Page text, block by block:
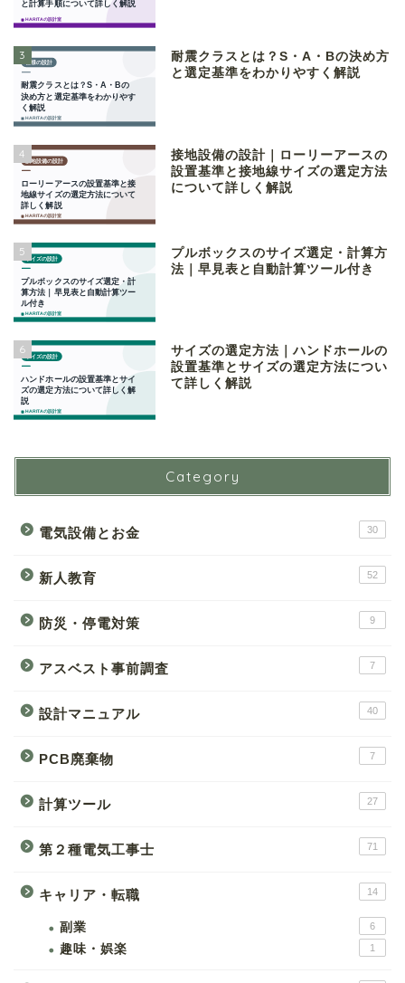
3
耐震クラスとは？S・A・Bの決め方
と選定基準をわかりやすく解説
4
接地設備の設計｜ローリーアースの
設置基準と接地線サイズの選定方法
について詳しく解説
5
プルボックスのサイズ選定・計算方
法｜早見表と自動計算ツール付き
6
サイズの選定方法｜ハンドホールの
設置基準とサイズの選定方法につい
て詳しく解説
Category
電気設備とお金 30
新人教育 52
防災・停電対策 9
アスベスト事前調査 7
設計マニュアル 40
PCB廃棄物 7
計算ツール 27
第２種電気工事士 71
キャリア・転職 14
副業 6
趣味・娯楽 1